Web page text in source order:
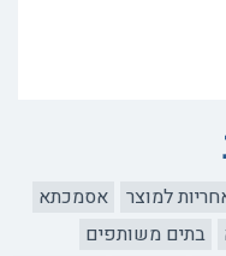
למוצר
אסמכתא
בתים משותפים